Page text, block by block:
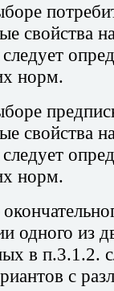
свойства
норм.
свойства
норм.
одного из
в п.3.1.2.
с